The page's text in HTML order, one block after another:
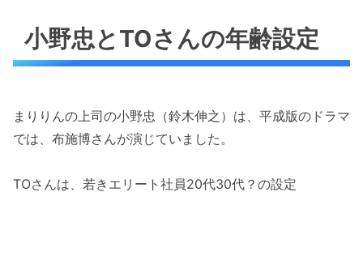
小野忠とTOさんの年齢設定
まりりんの上司の小野忠（鈴木伸之）は、平成版のドラマ
では、布施博さんが演じていました。
TOさんは、若きエリート社員20代30代？の設定